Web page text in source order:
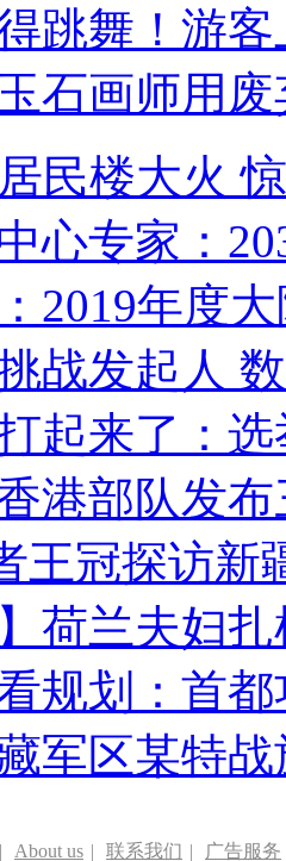
跳舞！游客
石画师用
民楼大火
心专家：
2019年度
战发起人
起来了：
港部队发
王冠探访新
】荷兰夫妇
规划：首
军区某特
| About us | 联系我们 | 广告服务